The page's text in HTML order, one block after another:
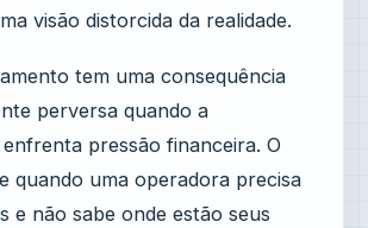
visão distorcida da realidade.
tem uma consequência
perversa quando a
pressão financeira. O
quando uma operadora precisa
e não sabe onde estão seus